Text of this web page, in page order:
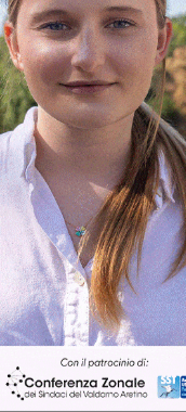
Un anno fa la
Gianni, Giulia e
processo, lo
Cronaca 3 Agosto
Scomparso da
Fiorentino
Levane nel 2020
Articolo precedente
sportivo di Faella,
“Nessun rischio per la